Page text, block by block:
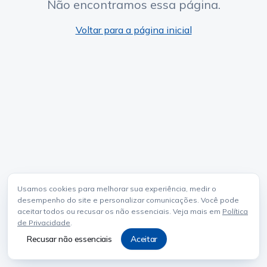
Usamos cookies para melhorar sua experiência, medir o
desempenho do site e personalizar comunicações. Você pode
aceitar todos ou recusar os não essenciais. Veja mais em Política
de Privacidade.
Recusar não essenciais Aceitar
Não encontramos essa página.
Voltar para a página inicial